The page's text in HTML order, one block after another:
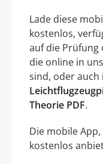
Lade diese
kostenlos,
auf die Prüfung
die online in
sind, oder auch
Theorie PDF.
Die mobile
kostenlos